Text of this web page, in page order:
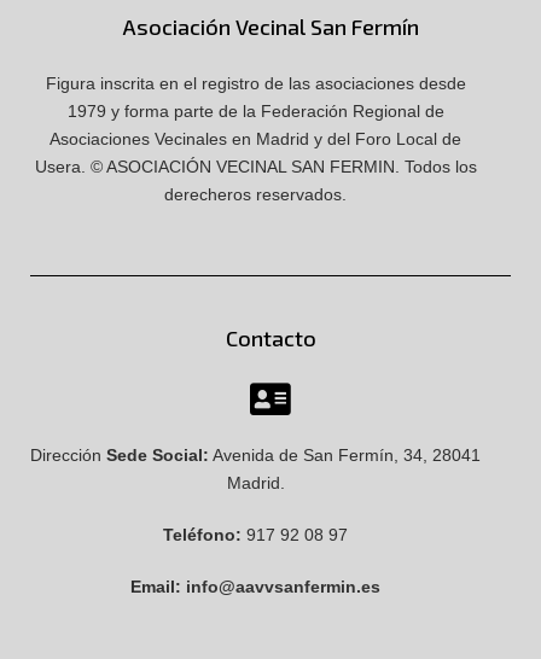
Asociación Vecinal San Fermín
Figura inscrita en el registro de las asociaciones desde
1979 y forma parte de la Federación Regional de
Asociaciones Vecinales en Madrid y del Foro Local de
Usera. © ASOCIACIÓN VECINAL SAN FERMIN. Todos los
derecheros reservados.
Contacto
Dirección Sede Social: Avenida de San Fermín, 34, 28041
Madrid.
Teléfono: 917 92 08 97
Email: info@aavvsanfermin.es